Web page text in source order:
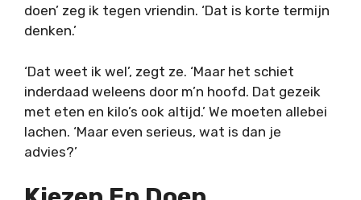
doen’ zeg ik tegen vriendin. ‘Dat is korte termijn
denken.’
‘Dat weet ik wel’, zegt ze. ‘Maar het schiet
inderdaad weleens door m’n hoofd. Dat gezeik
met eten en kilo’s ook altijd.’ We moeten allebei
lachen. ‘Maar even serieus, wat is dan je
advies?’